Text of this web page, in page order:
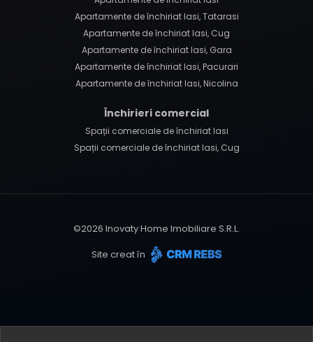
Apartamente de închiriat Iasi, Tatarasi
Apartamente de închiriat Iasi, Cug
Apartamente de închiriat Iasi, Gara
Apartamente de închiriat Iasi, Pacurari
Apartamente de închiriat Iasi, Nicolina
Închirieri comercial
Spații comerciale de închiriat Iasi
Spații comerciale de închiriat Iasi, Cug
©2026 Inovaty Home Imobiliare S.R.L.
Site creat în